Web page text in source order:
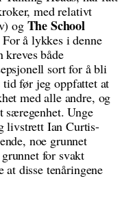
med relativt
og The School
å lykkes i denne
kreves både
sort for å bli
før jeg oppfattet at
med alle andre, og
særegenhet. Unge
livstrett Ian Curtis-
noe grunnet
for svakt
disse tenåringene